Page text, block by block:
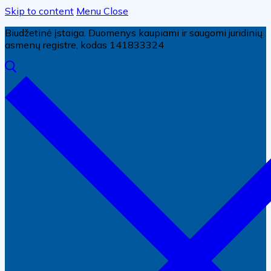
Skip to content Menu Close
Biudžetinė įstaiga. Duomenys kaupiami ir saugomi juridinių
asmenų registre, kodas 141833324